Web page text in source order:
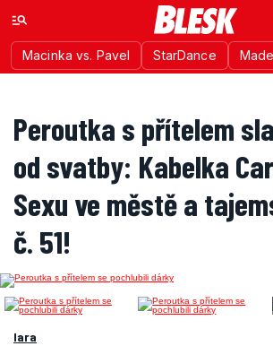
Macinka vs. Pavel StarDance
Peroutka s přítelem
od svatby: Kabelka
Sexu ve městě a
č. 51!
lara